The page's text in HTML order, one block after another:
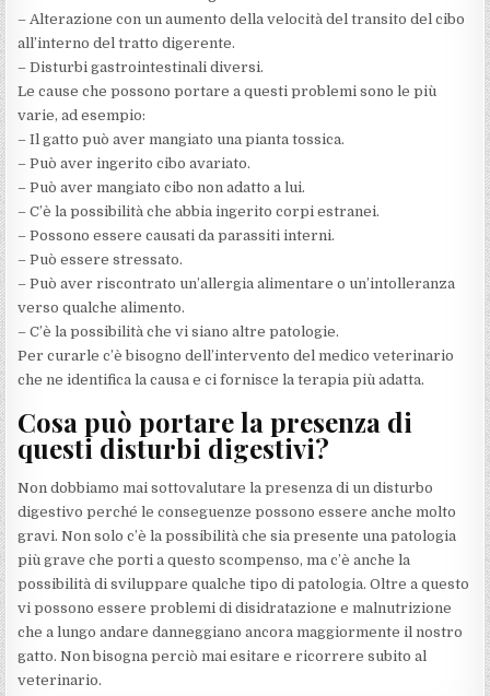
– Alterazione con un aumento della velocità del transito del cibo
all’interno del tratto digerente.
– Disturbi gastrointestinali diversi.
Le cause che possono portare a questi problemi sono le più
varie, ad esempio:
– Il gatto può aver mangiato una pianta tossica.
– Può aver ingerito cibo avariato.
– Può aver mangiato cibo non adatto a lui.
– C’è la possibilità che abbia ingerito corpi estranei.
– Possono essere causati da parassiti interni.
– Può essere stressato.
– Può aver riscontrato un’allergia alimentare o un’intolleranza
verso qualche alimento.
– C’è la possibilità che vi siano altre patologie.
Per curarle c’è bisogno dell’intervento del medico veterinario
che ne identifica la causa e ci fornisce la terapia più adatta.
Cosa può portare la presenza di
questi disturbi digestivi?
Non dobbiamo mai sottovalutare la presenza di un disturbo
digestivo perché le conseguenze possono essere anche molto
gravi. Non solo c’è la possibilità che sia presente una patologia
più grave che porti a questo scompenso, ma c’è anche la
possibilità di sviluppare qualche tipo di patologia. Oltre a questo
vi possono essere problemi di disidratazione e malnutrizione
che a lungo andare danneggiano ancora maggiormente il nostro
gatto. Non bisogna perciò mai esitare e ricorrere subito al
veterinario.